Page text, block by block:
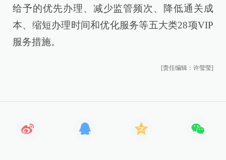
给予的优先办理、减少监管频次、降低通关成
本、缩短办理时间和优化服务等五大类28项VIP
服务措施。
[责任编辑：许莹莹]